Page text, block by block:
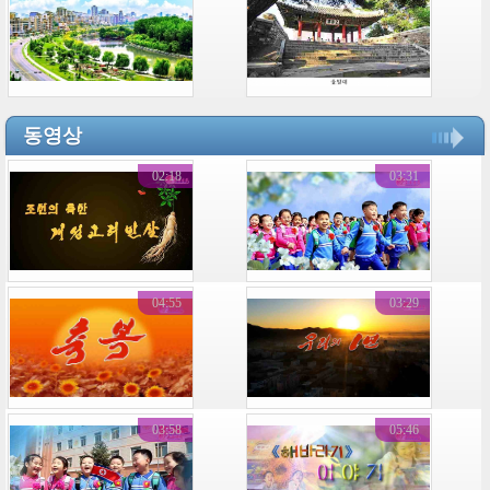
동영상
02:18 03:31
04:55 03:29
03:58 05:46